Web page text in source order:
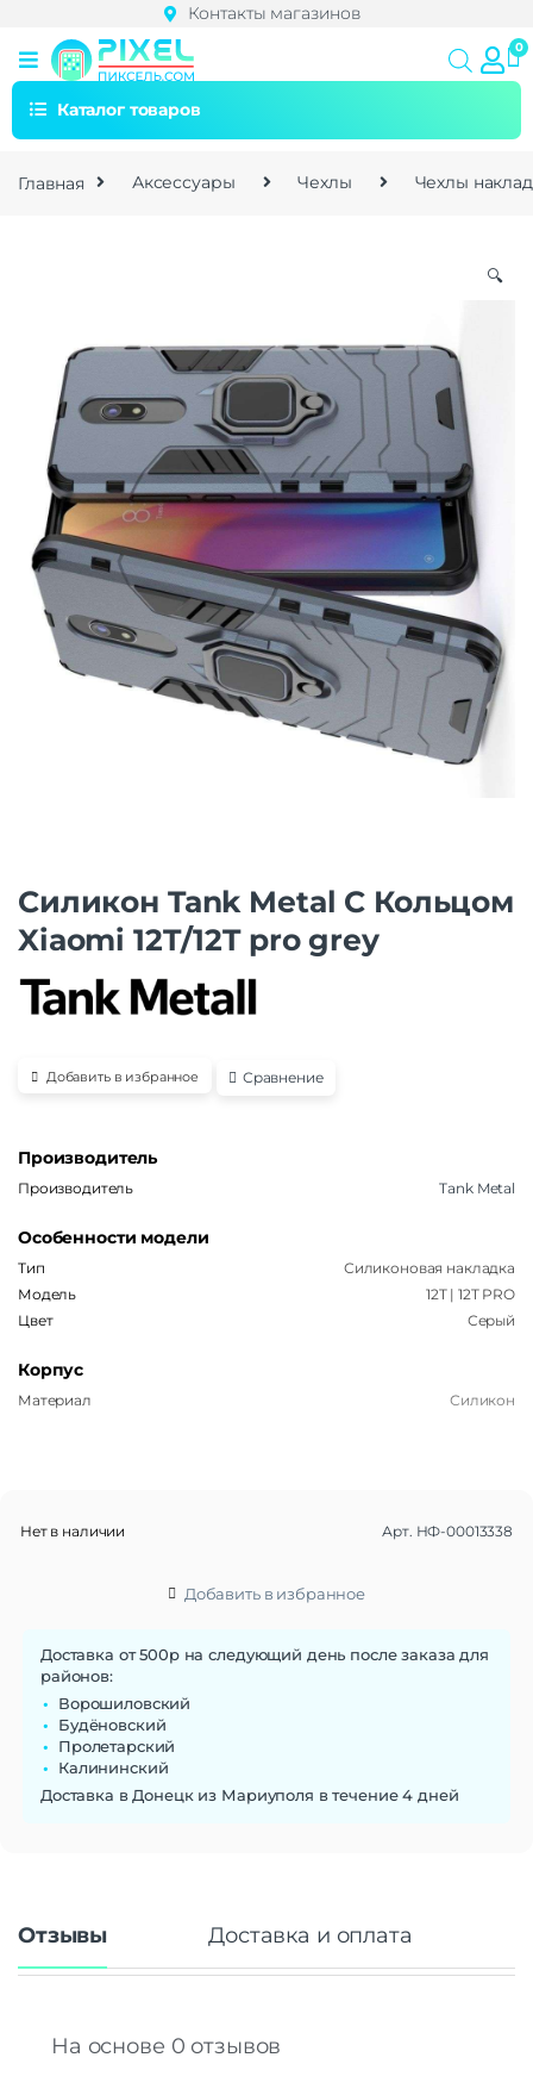
Контакты магазинов
Каталог товаров
Главная Аксессуары Чехлы Чехлы
🔍
Силикон Tank Metal С Кольцом
Xiaomi 12T/12T pro grey
Добавить в избранное Сравнение
Производитель
Производитель Tank Metal
Особенности модели
Тип
Силиконовая накладка
Модель
12T | 12T PRO
Цвет
Серый
Корпус
Материал Силикон
Нет в наличии Арт. НФ-00013338
Добавить в избранное
Доставка от 500р на следующий день после заказа для
районов:
Ворошиловский
Будёновский
Пролетарский
Калининский
Доставка в Донецк из Мариуполя в течение 4 дней
Отзывы Доставка и оплата
На основе 0 отзывов